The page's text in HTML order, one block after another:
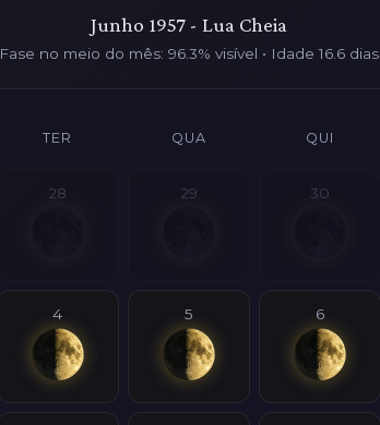
Junho 1957 - Lua Cheia
Fase no meio do mês: 96.3% visível • Idade 16.6 dias
TER QUA QUI
28 29 30
4 5 6